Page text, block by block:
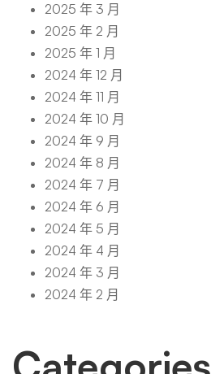
2025 年 3 月
2025 年 2 月
2025 年 1 月
2024 年 12 月
2024 年 11 月
2024 年 10 月
2024 年 9 月
2024 年 8 月
2024 年 7 月
2024 年 6 月
2024 年 5 月
2024 年 4 月
2024 年 3 月
2024 年 2 月